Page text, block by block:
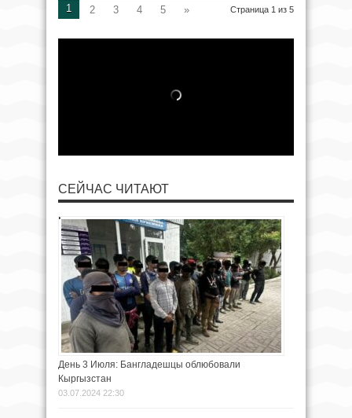
Страница 1 из 5
1 2 3 4 5 »
СЕЙЧАС ЧИТАЮТ
День 3 Июля: Бангладешцы облюбовали
Кыргызстан
03.07.2024 22:30